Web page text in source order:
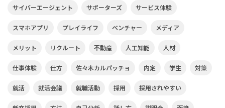
サイバーエージェント サポーターズ サービス体験
スマホアプリ プレイライフ ベンチャー メディア
メリット リクルート 不動産 人工知能 人材
仕事体験 仕方 佐々木カルパッチョ 内定 学生 対策
就活 就活会議 就職活動 採用 採用されやすい